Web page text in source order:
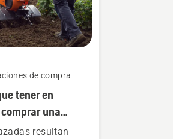
de compra
tener en
una
resultan